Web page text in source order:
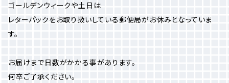
ゴールデンウィークや土日は
レターパックをお取り扱いしている郵便局がお休みとなっていま
す。
お届けまで日数がかかる事があります。
何卒ご了承ください。